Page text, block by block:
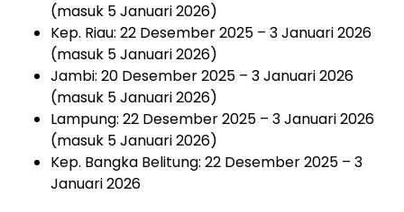
(masuk 5 Januari 2026)
Kep. Riau: 22 Desember 2025 – 3 Januari 2026
(masuk 5 Januari 2026)
Jambi: 20 Desember 2025 – 3 Januari 2026
(masuk 5 Januari 2026)
Lampung: 22 Desember 2025 – 3 Januari 2026
(masuk 5 Januari 2026)
Kep. Bangka Belitung: 22 Desember 2025 – 3
Januari 2026